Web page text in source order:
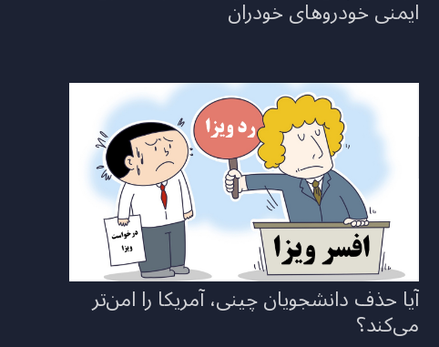
ایمنی خودروهای خودران
آیا حذف دانشجویان چینی، آمریکا را امن‌تر
می‌کند؟